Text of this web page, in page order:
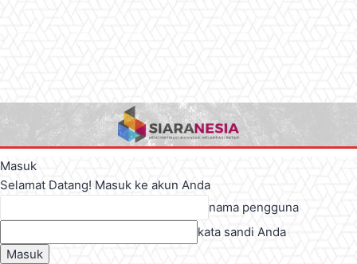
Masuk
Selamat Datang! Masuk ke akun Anda
nama pengguna
kata sandi Anda